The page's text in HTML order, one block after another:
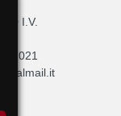
I.V.
2021